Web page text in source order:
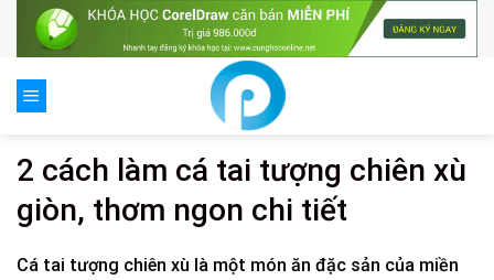
2 cách làm cá tai tượng chiên xù
giòn, thơm ngon chi tiết
Cá tai tượng chiên xù là một món ăn đặc sản của miền